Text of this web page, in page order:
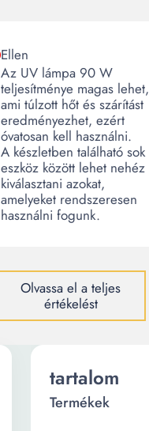
Ellen
Az UV lámpa 90 W
teljesítménye magas lehet,
ami túlzott hőt és szárítást
eredményezhet, ezért
óvatosan kell használni.
A készletben található sok
eszköz között lehet nehéz
kiválasztani azokat,
amelyeket rendszeresen
használni fogunk.
Olvassa el a teljes
értékelést
tartalom
Termékek